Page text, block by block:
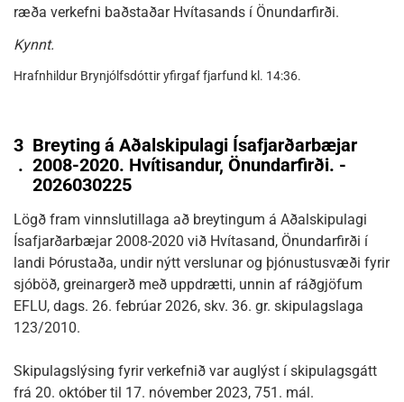
ræða verkefni baðstaðar Hvítasands í Önundarfirði.
Kynnt.
Hrafnhildur Brynjólfsdóttir yfirgaf fjarfund kl. 14:36.
3
.
Breyting á Aðalskipulagi Ísafjarðarbæjar
2008-2020. Hvítisandur, Önundarfirði. -
2026030225
Lögð fram vinnslutillaga að breytingum á Aðalskipulagi
Ísafjarðarbæjar 2008-2020 við Hvítasand, Önundarfirði í
landi Þórustaða, undir nýtt verslunar og þjónustusvæði fyrir
sjóböð, greinargerð með uppdrætti, unnin af ráðgjöfum
EFLU, dags. 26. febrúar 2026, skv. 36. gr. skipulagslaga
123/2010.
Skipulagslýsing fyrir verkefnið var auglýst í skipulagsgátt
frá 20. október til 17. nóvember 2023, 751. mál.